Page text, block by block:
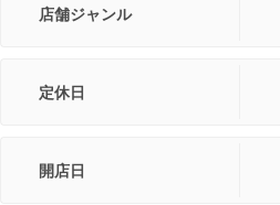
店舗ジャンル
定休日
開店日